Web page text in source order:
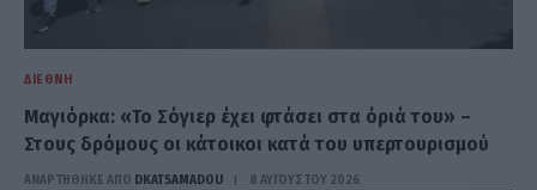
ΔΙΕΘΝΉ
Μαγιόρκα: «Το Σόγιερ έχει φτάσει στα όριά του» –
Στους δρόμους οι κάτοικοι κατά του υπερτουρισμού
ΑΝΑΡΤΗΘΗΚΕ ΑΠΟ DKATSAMADOU 8 ΑΥΓΟΎΣΤΟΥ 2026